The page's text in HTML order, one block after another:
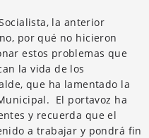
la anterior
por qué no hicieron
estos problemas que
la vida de los
que ha lamentado la
El portavoz ha
y recuerda que el
a trabajar y pondrá fin